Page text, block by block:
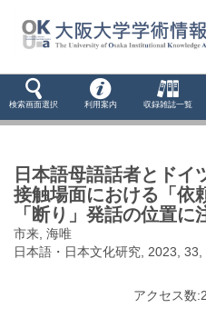
検索画面選択 利用案内 収録雑誌一覧
日本語母語話者とドイ
接触場面における「依
「断り」発話の位置に
市来, 海唯
日本語・日本文化研究, 2023,
アクセス数: